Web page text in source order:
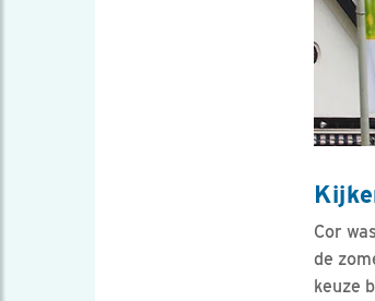
Cor
de
keuze